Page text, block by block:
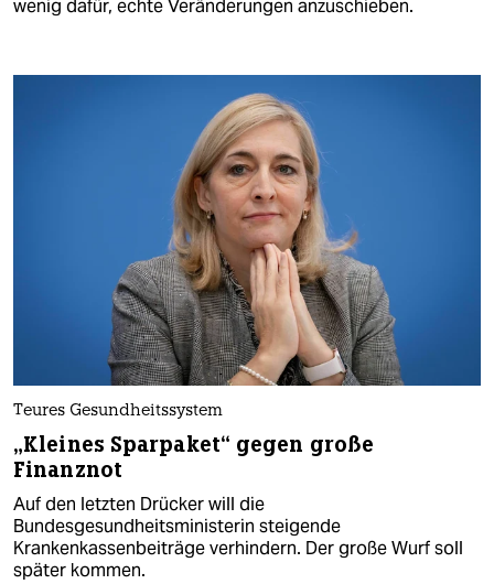
wenig dafür, echte Veränderungen anzuschieben.
Teures Gesundheitssystem
„Kleines Sparpaket“ gegen große
Finanznot
Auf den letzten Drücker will die
Bundesgesundheitsministerin steigende
Krankenkassenbeiträge verhindern. Der große Wurf soll
später kommen.